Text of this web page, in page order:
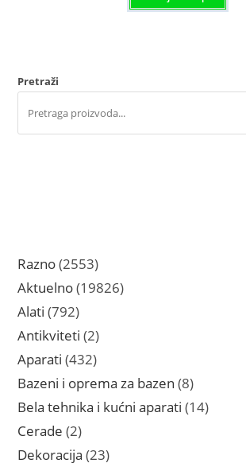
Pretraži
Razno 25532553
proizvoda
Aktuelno 1982619826
Alati 792792
proizvoda
Antikviteti 22
proizvoda
Aparati 432432
proizvoda
Bazeni i oprema za bazen 88
proizvoda
Bela tehnika i kućni aparati 1414
Cerade 22
proizvoda
Dekoracija 2323